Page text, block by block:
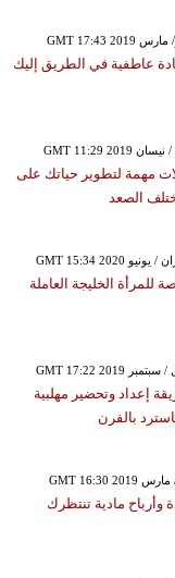
عاطفية في الطريق إليك
مهمة لتطوير حياتك على
الصعد
للمرأة الخليجة العاملة
إعداد وتحضير مهلبية
بالفرن
وأرباح مادية تنتظرك